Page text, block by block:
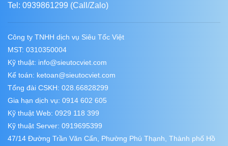
Tel: 0939861299 (Call/Zalo)
Công ty TNHH dịch vụ Siêu Tốc Việt
MST: 0310350004
Kỹ thuật: info@sieutocviet.com
Kế toán: ketoan@sieutocviet.com
Tổng đài CSKH: 028.66828299
Gia hạn dịch vụ: 0914 602 605
Kỹ thuật Web: 0929 118 399
Kỹ thuật Server: 0919695399
47/14 Đường Trần Văn Cẩn, Phường Phú Thạnh, Thành phố Hồ